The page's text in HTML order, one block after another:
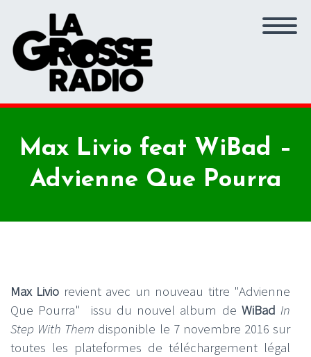
Max Livio feat WiBad –
Advienne Que Pourra
Max Livio revient avec un nouveau titre "Advienne
Que Pourra" issu du nouvel album de WiBad In
Step With Them disponible le 7 novembre 2016 sur
toutes les plateformes de téléchargement légal